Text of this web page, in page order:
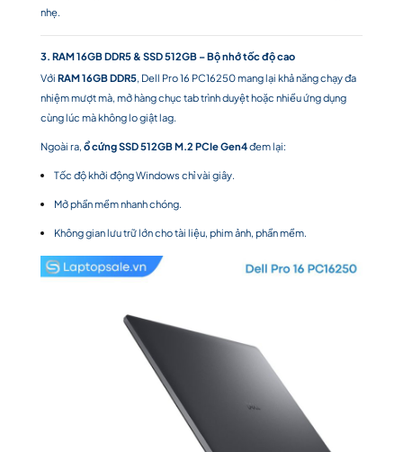
nhẹ.
3. RAM 16GB DDR5 & SSD 512GB – Bộ nhớ tốc độ cao
Với RAM 16GB DDR5, Dell Pro 16 PC16250 mang lại khả năng chạy đa
nhiệm mượt mà, mở hàng chục tab trình duyệt hoặc nhiều ứng dụng
cùng lúc mà không lo giật lag.
Ngoài ra, ổ cứng SSD 512GB M.2 PCIe Gen4đem lại:
Tốc độ khởi động Windows chỉ vài giây.
Mở phần mềm nhanh chóng.
Không gian lưu trữ lớn cho tài liệu, phim ảnh, phần mềm.